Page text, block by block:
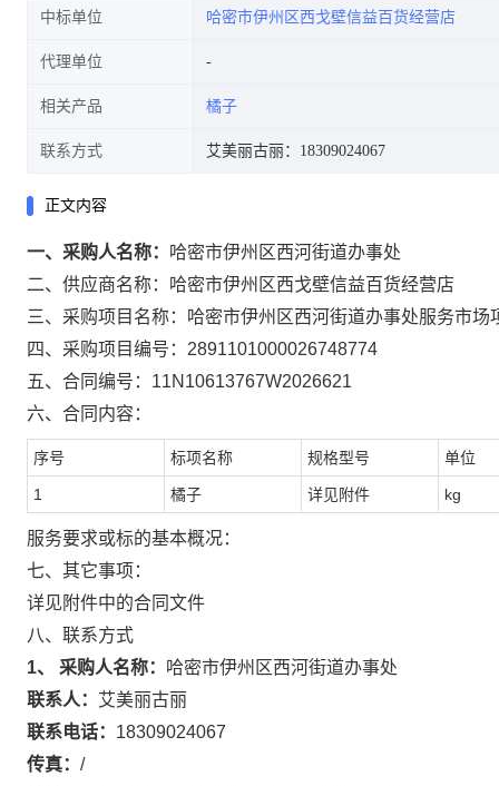
中标单位 哈密市伊州区西戈壁信益百货经营店
代理单位
相关产品 橘子
联系方式 艾美丽古丽：18309024067
正文内容
一、采购人名称： 哈密市伊州区西河街道办事处
二、供应商名称： 哈密市伊州区西戈壁信益百货经营店
三、采购项目名称： 哈密市伊州区西河街道办事处服务市场
四、采购项目编号： 2891101000026748774
五、合同编号： 11N10613767W2026621
六、合同内容：
序号 标项名称 规格型号 单位
1 橘子 详见附件 kg
服务要求或标的基本概况：
七、其它事项：
详见附件中的合同文件
八、联系方式
1、 采购人名称： 哈密市伊州区西河街道办事处
联系人： 艾美丽古丽
联系电话： 18309024067
传真： /